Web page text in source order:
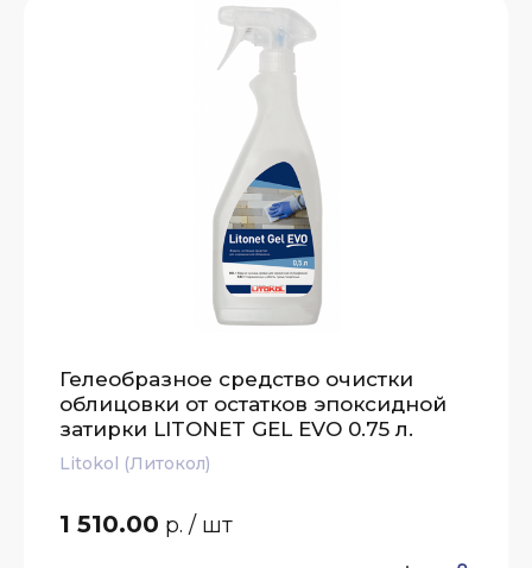
Гелеобразное средство очистки
облицовки от остатков эпоксидной
затирки LITONET GEL EVO 0.75 л.
Litokol (Литокол)
1 510.00 р. / шт